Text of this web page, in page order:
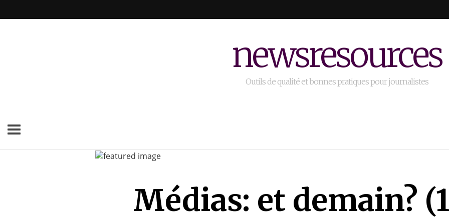
newsresources
Outils de qualité et bonnes pratiques pour journalistes
Médias: et demain?